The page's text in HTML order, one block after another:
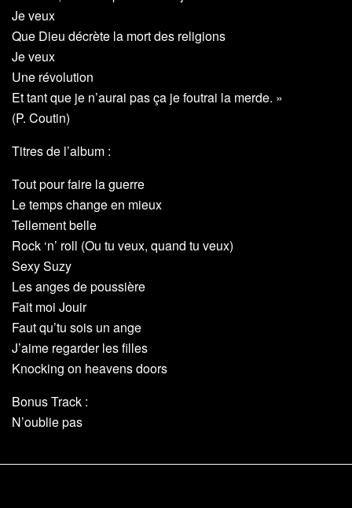
Je veux
Que Dieu décrète la mort des religions
Je veux
Une révolution
Et tant que je n’aurai pas ça je foutrai la merde. »
(P. Coutin)
Titres de l’album :
Tout pour faire la guerre
Le temps change en mieux
Tellement belle
Rock ‘n’ roll (Ou tu veux, quand tu veux)
Sexy Suzy
Les anges de poussière
Fait moi Jouir
Faut qu’tu sois un ange
J’aime regarder les filles
Knocking on heavens doors
Bonus Track :
N’oublie pas